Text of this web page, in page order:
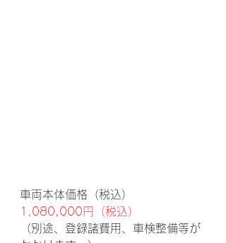
車両本体価格（税込）
1,080,000円（税込）
（別途、登録諸費用、車検整備等が